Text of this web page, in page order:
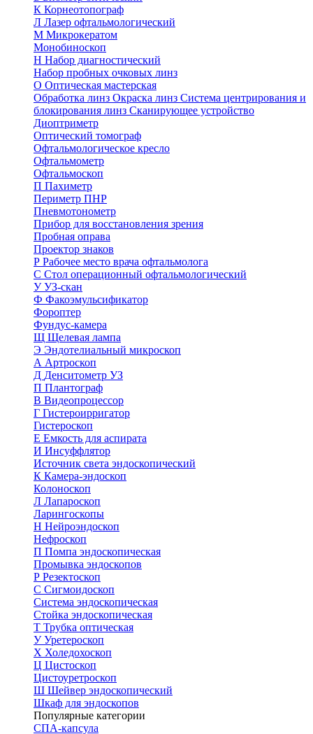
К Корнеотопограф
Л Лазер офтальмологический
М Микрокератом
Монобиноскоп
Н Набор диагностический
Набор пробных очковых линз
О Оптическая мастерская
Обработка линз Окраска линз Система центрирования и
блокирования линз Сканирующее устройство
Диоптриметр
Оптический томограф
Офтальмологическое кресло
Офтальмометр
Офтальмоскоп
П Пахиметр
Периметр ПНР
Пневмотонометр
Прибор для восстановления зрения
Пробная оправа
Проектор знаков
Р Рабочее место врача офтальмолога
С Стол операционный офтальмологический
УУЗ-скан
Ф Факоэмульсификатор
Фороптер
Фундус-камера
Щ Щелевая лампа
Э Эндотелиальный микроскоп
А Артроскоп
Д Денситометр УЗ
П Плантограф
В Видеопроцессор
Г Гистероирригатор
Гистероскоп
Е Емкость для аспирата
И Инсуффлятор
Источник света эндоскопический
К Камера-эндоскоп
Колоноскоп
Л Лапароскоп
Ларингоскопы
Н Нейроэндоскоп
Нефроскоп
П Помпа эндоскопическая
Промывка эндоскопов
Р Резектоскоп
С Сигмоидоскоп
Система эндоскопическая
Стойка эндоскопическая
Т Трубка оптическая
УУретероскоп
Х Холедохоскоп
Ц Цистоскоп
Цистоуретроскоп
Ш Шейвер эндоскопический
Шкаф для эндоскопов
Популярные категории
СПА-капсула